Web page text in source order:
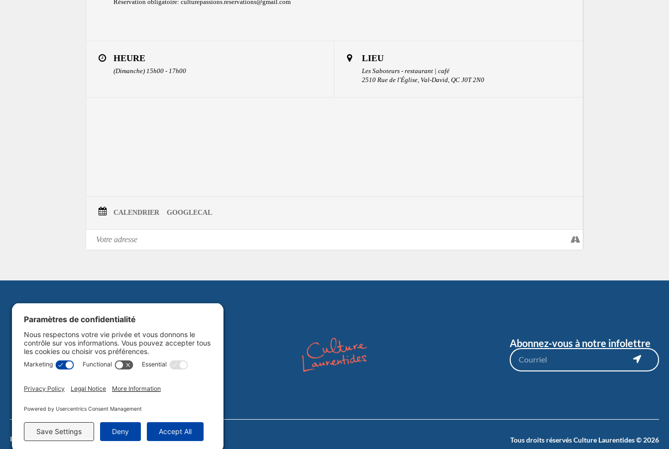
Réservation obligatoire: culturepassions.reservations@gmail.com
HEURE
(Dimanche) 15h00 - 17h00
LIEU
Les Saboteurs - restaurant | café
2510 Rue de l'Église, Val-David, QC J0T 2N0
CALENDRIER GOOGLECAL
Abonnez-vous à notre infolettre
Politique de confidentialitéPlan du site Tous droits réservés Culture Laurentides © 2026